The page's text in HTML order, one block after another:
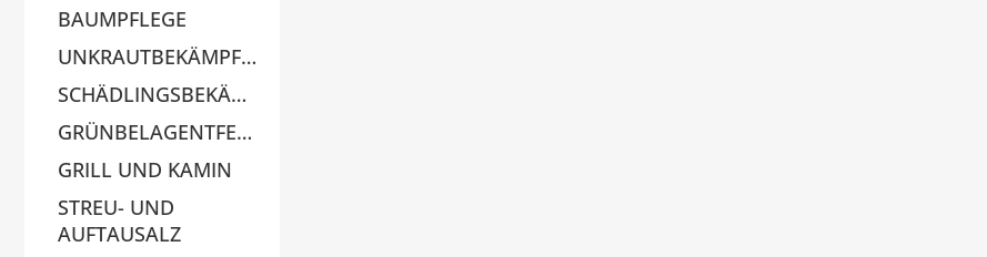
BAUMPFLEGE
UNKRAUTBEKÄMPFUNG
SCHÄDLINGSBEKÄMPFUNG
GRÜNBELAGENTFERNER
GRILL UND KAMIN
STREU- UND
AUFTAUSALZ